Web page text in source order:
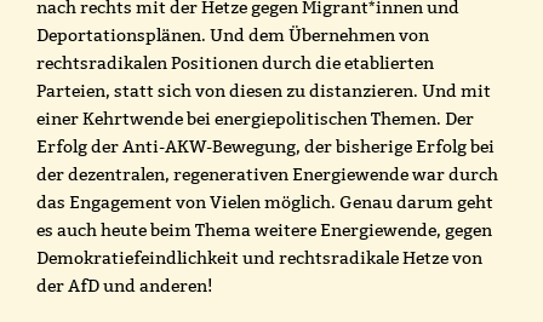
nach rechts mit der Hetze gegen Migrant*innen und
Deportationsplänen. Und dem Übernehmen von
rechtsradikalen Positionen durch die etablierten
Parteien, statt sich von diesen zu distanzieren. Und mit
einer Kehrtwende bei energiepolitischen Themen. Der
Erfolg der Anti-AKW-Bewegung, der bisherige Erfolg bei
der dezentralen, regenerativen Energiewende war durch
das Engagement von Vielen möglich. Genau darum geht
es auch heute beim Thema weitere Energiewende, gegen
Demokratiefeindlichkeit und rechtsradikale Hetze von
der AfD und anderen!